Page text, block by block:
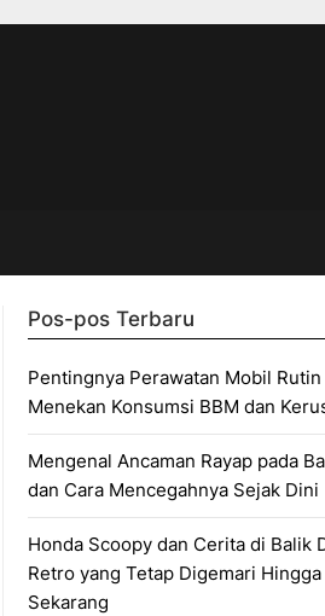
Pos-pos Terbaru
Pentingnya Perawatan Mobil
Menekan Konsumsi BBM dan
Mengenal Ancaman Rayap pada
dan Cara Mencegahnya Sejak Dini
Honda Scoopy dan Cerita di Balik
Retro yang Tetap Digemari Hingga
Sekarang